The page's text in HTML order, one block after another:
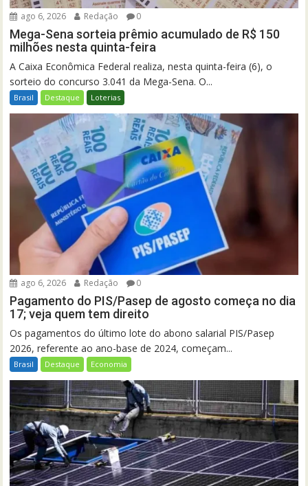
ago 6, 2026 Redação 0
Mega-Sena sorteia prêmio acumulado de R$ 150
milhões nesta quinta-feira
A Caixa Econômica Federal realiza, nesta quinta-feira (6), o
sorteio do concurso 3.041 da Mega-Sena. O...
Brasil Destaque Loterias
ago 6, 2026 Redação 0
Pagamento do PIS/Pasep de agosto começa no dia
17; veja quem tem direito
Os pagamentos do último lote do abono salarial PIS/Pasep
2026, referente ao ano-base de 2024, começam...
Brasil Destaque Economia